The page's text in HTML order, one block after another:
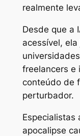
realmente
Desde que a
acessível,
freelancers e
conteúdo de
perturbador.
Especialistas
apocalipse